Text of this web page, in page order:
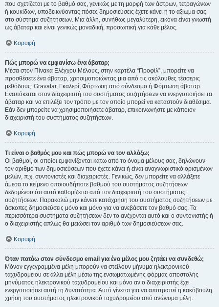
που σχετίζεται με το βαθμό σας, γενικώς με τη μορφή των άστρων, τετραγώνων
ή κουκίδων, υποδεικνύοντας πόσες δημοσιεύσεις έχετε κάνει ή το αξίωμα σας
στο σύστημα συζητήσεων. Μια άλλη, συνήθως μεγαλύτερη, εικόνα είναι γνωστή
ως άβαταρ και είναι γενικώς μοναδική, προσωπική για κάθε μέλος.
Κορυφή
Πώς μπορώ να εμφανίσω ένα άβαταρ;
Μέσα στον Πίνακα Ελέγχου Μέλους, στην καρτέλα “Προφίλ”, μπορείτε να
προσθέσετε ένα άβαταρ, χρησιμοποιώντας μια από τις ακόλουθες τέσσερις
μεθόδους: Gravatar, Γκαλερί, Φόρτωση από σύνδεσμο ή Φόρτωση άβαταρ.
Εναπόκειται στον διαχειριστή του συστήματος συζητήσεων να ενεργοποιήσει τα
άβαταρ και να επιλέξει τον τρόπο με τον οποίο μπορεί να καταστούν διαθέσιμα.
Εάν δεν μπορείτε να χρησιμοποιήσετε άβαταρ, επικοινωνήστε με κάποιον
διαχειριστή του συστήματος συζητήσεων.
Κορυφή
Τι είναι ο βαθμός μου και πώς μπορώ να τον αλλάξω;
Οι βαθμοί, οι οποίοι εμφανίζονται κάτω από το όνομα μέλους σας, δηλώνουν
τον αριθμό των δημοσιεύσεων που έχετε κάνει ή είναι αναγνωριστικό ορισμένων
μελών, π.χ. συντονιστές και διαχειριστές. Γενικώς, δεν μπορείτε να αλλάξετε
άμεσα το κείμενο οποιουδήποτε βαθμού του συστήματος συζητήσεων
δεδομένου ότι αυτό καθορίζεται από τον διαχειριστή του συστήματος
συζητήσεων. Παρακαλώ μην κάνετε κατάχρηση του συστήματος συζητήσεων με
άσκοπες δημοσιεύσεις μόνο και μόνο για να ανεβάσετε τον βαθμό σας. Τα
περισσότερα συστήματα συζητήσεων δεν το ανέχονται αυτό και ο συντονιστής ή
ο διαχειριστής απλώς θα μειώσει τον αριθμό των δημοσιεύσεων σας.
Κορυφή
Όταν πατάω στον σύνδεσμο email για ένα μέλος μου ζητάει να συνδεθώ;
Μόνον εγγεγραμμένα μέλη μπορούν να στείλουν μήνυμα ηλεκτρονικού
ταχυδρομείου σε άλλα μέλη μέσω της ενσωματωμένης φόρμας αποστολής
μηνύματος ηλεκτρονικού ταχυδρομείου και μόνο αν ο διαχειριστής έχει
ενεργοποιήσει αυτή τη δυνατότητα. Αυτό γίνεται για να αποτραπεί η κακόβουλη
χρήση του συστήματος ηλεκτρονικού ταχυδρομείου από ανώνυμα μέλη.